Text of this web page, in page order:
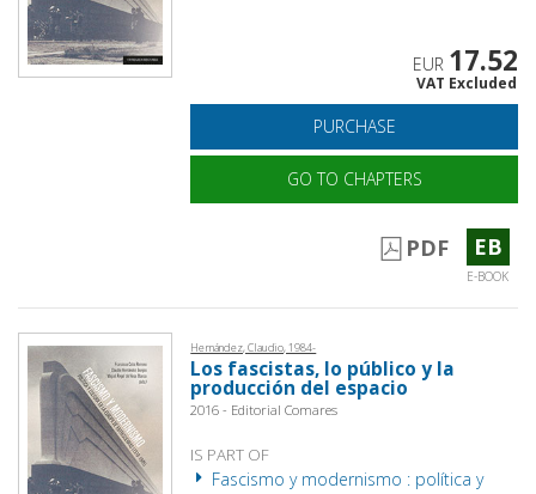
EUR 17.52
VAT Excluded
PURCHASE
GO TO CHAPTERS
PDF EB
E-BOOK
Hernández, Claudio, 1984-
Los fascistas, lo público y la
producción del espacio
2016 - Editorial Comares
IS PART OF
Fascismo y modernismo : política y